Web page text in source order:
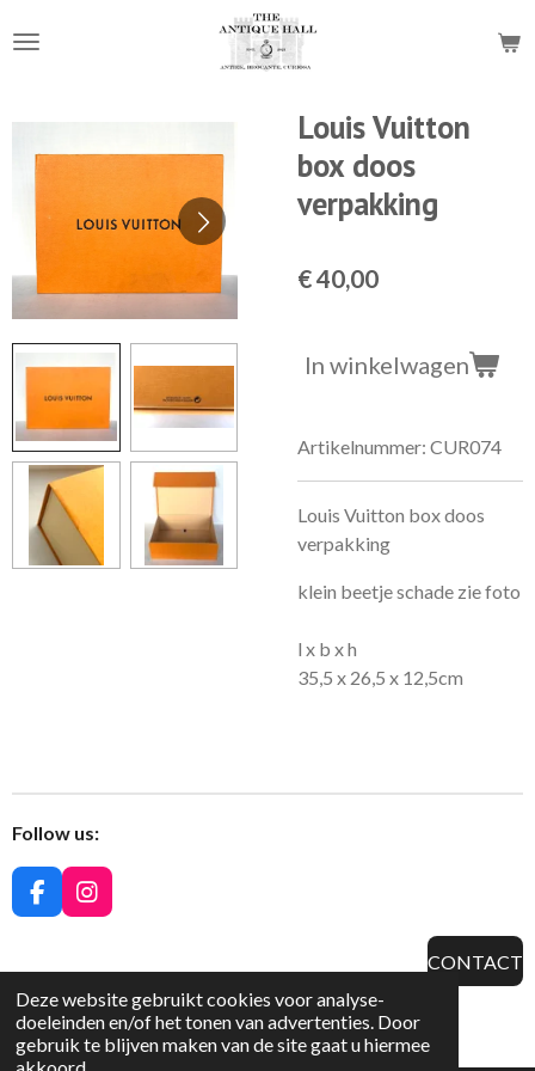
Deze website gebruikt cookies voor analyse-
doeleinden en/of het tonen van advertenties. Door
gebruik te blijven maken van de site gaat u hiermee
direct
Louis Vuitton
box doos
verpakking
€ 40,00
In winkelwagen
Artikelnummer: CUR074
Louis Vuitton box doos
verpakking
klein beetje schade zie foto
l x b x h
35,5 x 26,5 x 12,5cm
Follow us:
F
a
e
b
o
o
k
I
n
t
a
g
r
a
CONTACT
© 2022 The Antique Hall
Powered byJouwWeb